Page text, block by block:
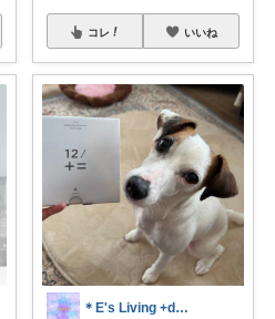
コレ いいね
＊E's Living +dog＊